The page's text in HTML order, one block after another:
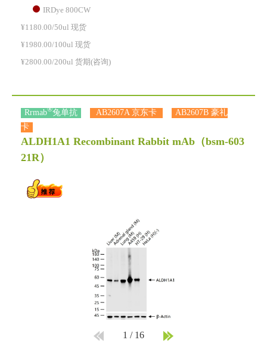
IRDye 800CW
¥1180.00/50ul 现货
¥1980.00/100ul 现货
¥2800.00/200ul 货期(咨询)
Rrmab®兔单抗 AB2607A 京东卡
AB2607B 豪礼
卡
ALDH1A1 Recombinant Rabbit mAb （bsm-603
21R）
1 / 16